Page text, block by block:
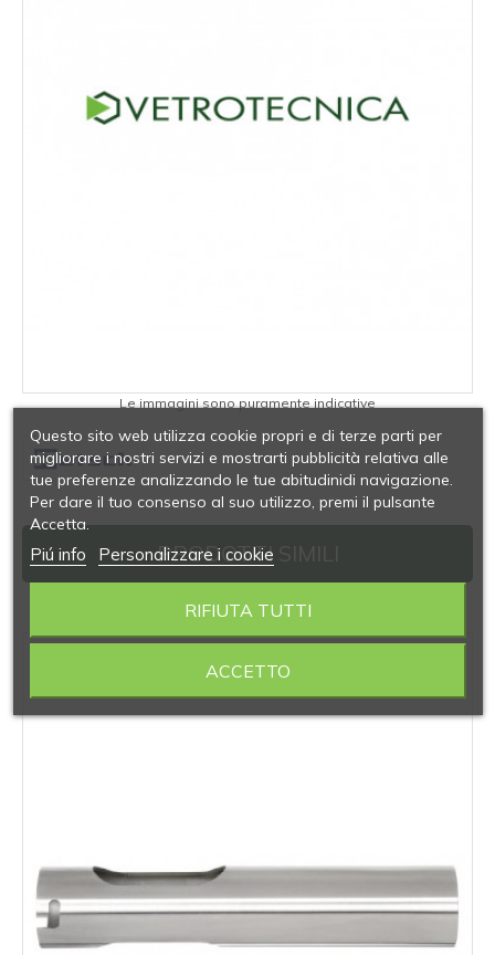
Le immagini sono puramente indicative
PRODOTTI SIMILI
Questo sito web utilizza cookie propri e di terze parti per
migliorare i nostri servizi e mostrarti pubblicità relativa alle
tue preferenze analizzando le tue abitudinidi navigazione.
Per dare il tuo consenso al suo utilizzo, premi il pulsante
Accetta.
Piú info Personalizzare i cookie
RIFIUTA TUTTI
ACCETTO